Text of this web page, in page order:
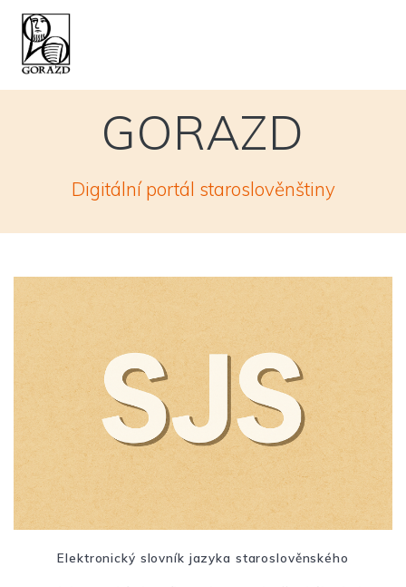
GORAZD
Digitální portál staroslověnštiny
Elektronický slovník jazyka staroslověnského